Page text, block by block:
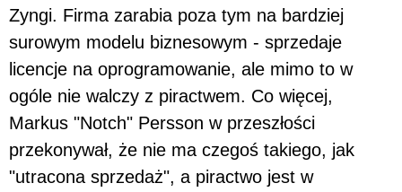
Zyngi. Firma zarabia poza tym na bardziej
surowym modelu biznesowym - sprzedaje
licencje na oprogramowanie, ale mimo to w
ogóle nie walczy z piractwem. Co więcej,
Markus "Notch" Persson w przeszłości
przekonywał, że nie ma czegoś takiego, jak
"utracona sprzedaż", a piractwo jest w